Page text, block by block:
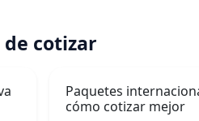
cotizar
Paquetes
cómo cotizar mejor